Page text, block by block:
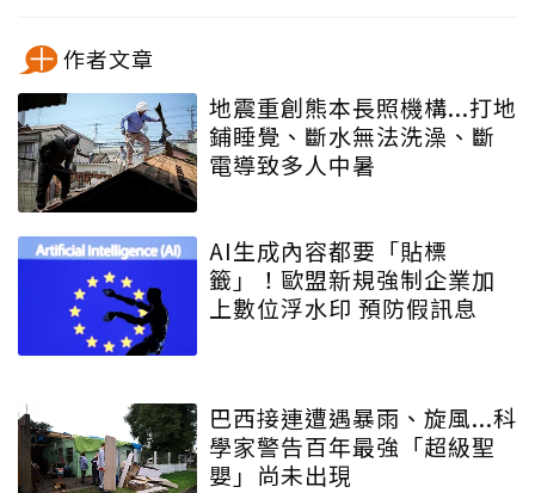
作者文章
地震重創熊本長照機構...打地
鋪睡覺、斷水無法洗澡、斷
電導致多人中暑
AI生成內容都要「貼標
籤」！歐盟新規強制企業加
上數位浮水印 預防假訊息
巴西接連遭遇暴雨、旋風...科
學家警告百年最強「超級聖
嬰」尚未出現